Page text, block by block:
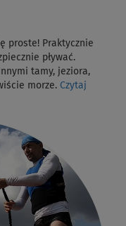
proste! Praktycznie
pływać.
tamy, jeziora,
morze. Czytaj